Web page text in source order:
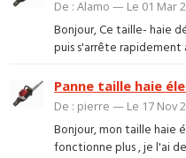
De : Alamo — Le 01 Mar
Bonjour, Ce taille- haie
puis s'arrête rapidement
Panne taille haie
De : pierre — Le 17 Nov
Bonjour, mon taille haie
fonctionne plus , je l'ai